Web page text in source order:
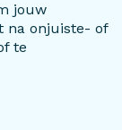
jouw
na onjuiste- of
te